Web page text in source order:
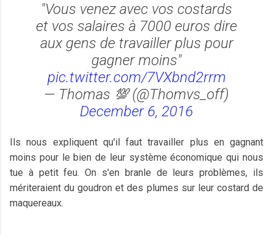
"Vous venez avec vos costards
et vos salaires à 7000 euros dire
aux gens de travailler plus pour
gagner moins"
pic.twitter.com/7VXbnd2rrm
— Thomas 💯 (@Thomvs_off)
December 6, 2016
Ils nous expliquent qu'il faut travailler plus en gagnant
moins pour le bien de leur système économique qui nous
tue à petit feu. On s'en branle de leurs problèmes, ils
mériteraient du goudron et des plumes sur leur costard de
maquereaux.